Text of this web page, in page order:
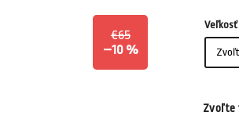
€65
–10 %
Veľkosť
Zvoľte